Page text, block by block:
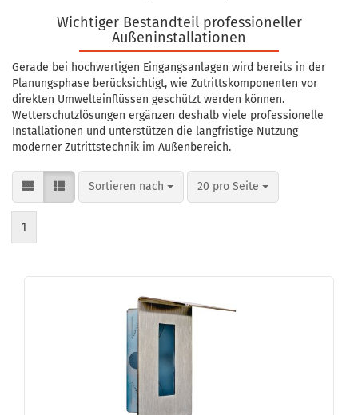
Wichtiger Bestandteil professioneller
Außeninstallationen
Gerade bei hochwertigen Eingangsanlagen wird bereits in der
Planungsphase berücksichtigt, wie Zutrittskomponenten vor
direkten Umwelteinflüssen geschützt werden können.
Wetterschutzlösungen ergänzen deshalb viele professionelle
Installationen und unterstützen die langfristige Nutzung
moderner Zutrittstechnik im Außenbereich.
Sortieren nach
Sortieren nach 20 pro Seite
pro Seite
1